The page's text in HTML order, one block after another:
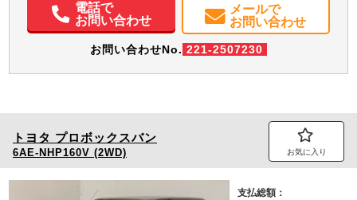
電話で
お問い合わせ
メールで
お問い合わせ
お問い合わせNo. 221-2507230
トヨタ プロボックスバン
6AE-NHP160V (2WD) お気に入り
支払総額：